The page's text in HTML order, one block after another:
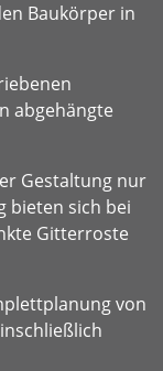
Baukörper in
abgehängte
Gestaltung nur
bieten sich bei
Gitterroste
von